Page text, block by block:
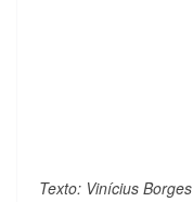
Texto: Vinícius Borges